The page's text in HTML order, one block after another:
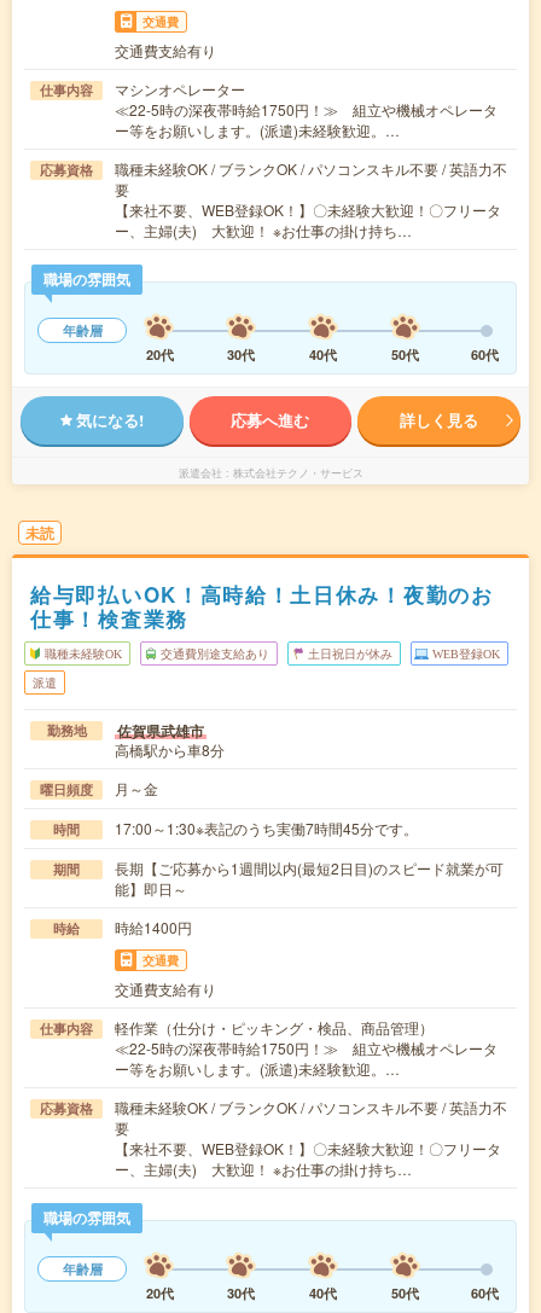
交通費
交通費支給有り
仕事内容
マシンオペレーター
≪22-5時の深夜帯時給1750円！≫ 組立や機械オペレータ
ー等をお願いします。(派遣)未経験歓迎。…
応募資格
職種未経験OK / ブランクOK / パソコンスキル不要 / 英語力不
要
【来社不要、WEB登録OK！】〇未経験大歓迎！〇フリータ
ー、主婦(夫) 大歓迎！ ※お仕事の掛け持ち…
職場の雰囲気
年齢層
20代
30代 40代 50代 60代
気になる! 応募へ進む 詳しく見る
派遣会社 株式会社テクノ・サービス
未読
給与即払いOK！高時給！土日休み！夜勤のお
仕事！検査業務
職種未経験OK 交通費別途支給あり 土日祝日が休み WEB登録OK
派遣
勤務地 佐賀県武雄市
高橋駅から車8分
曜日頻度 月～金
時間 17:00～1:30※表記のうち実働7時間45分です。
期間
長期【ご応募から1週間以内(最短2日目)のスピード就業が可
能】即日～
時給 時給1400円
交通費
交通費支給有り
仕事内容
軽作業（仕分け・ピッキング・検品、商品管理）
≪22-5時の深夜帯時給1750円！≫ 組立や機械オペレータ
ー等をお願いします。(派遣)未経験歓迎。…
応募資格
職種未経験OK / ブランクOK / パソコンスキル不要 / 英語力不
要
【来社不要、WEB登録OK！】〇未経験大歓迎！〇フリータ
ー、主婦(夫) 大歓迎！ ※お仕事の掛け持ち…
職場の雰囲気
年齢層
20代
30代 40代 50代 60代